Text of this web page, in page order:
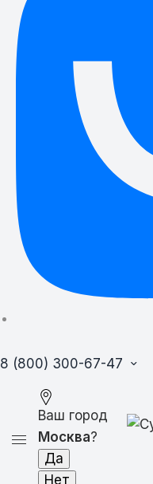
8 (800) 300-67-47
Ваш город
Москва?